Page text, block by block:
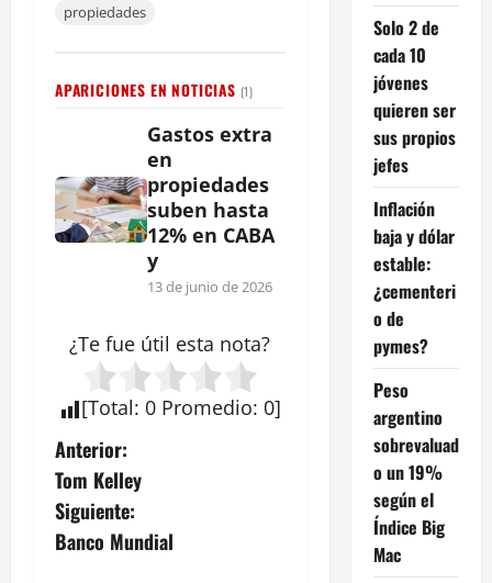
propiedades
APARICIONES EN NOTICIAS (1)
Gastos extra
en
propiedades
suben hasta
12% en CABA
y
13 de junio de 2026
¿Te fue útil esta nota?
[Total: 0 Promedio: 0]
N
a
v
Anterior:
Tom Kelley
Siguiente:
Banco Mundial
Solo 2 de
cada 10
jóvenes
quieren ser
sus propios
jefes
Inflación
baja y dólar
estable:
¿cementeri
o de
pymes?
Peso
argentino
sobrevaluad
o un 19%
según el
Índice Big
Mac